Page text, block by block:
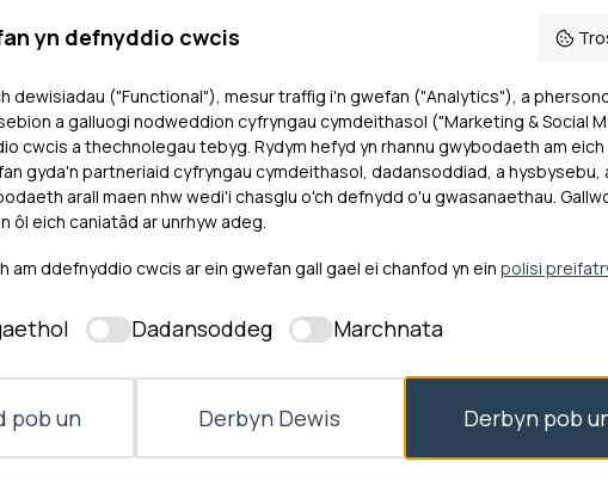
â sicrhau bod
ac yn eu
Ewch i'n gwefan
4, Tŷ Pennant, Stryd y Felin, Pontypridd, Rhondda Cynon
yn defnyddio cwcis
dewisiadau ("Functional"), mesur traffig i'n gwefan ("Analytics"), a
a galluogi nodweddion cyfryngau cymdeithasol ("Marketing & Social
cwcis a thechnolegau tebyg. Rydym hefyd yn rhannu gwybodaeth am eich
gyda'n partneriaid cyfryngau cymdeithasol, dadansoddiad, a hysbysebu,
arall maen nhw wedi'i chasglu o'ch defnydd o'u gwasanaethau.
ôl eich caniatâd ar unrhyw adeg.
am ddefnyddio cwcis ar ein gwefan gall gael ei chanfod yn ein polisi
Dadansoddeg Marchnata
pob un Derbyn Dewis Derbyn pob